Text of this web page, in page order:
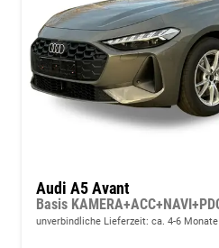
Audi A5 Avant
unverbindliche Lieferzeit: ca. 4-6 Monate